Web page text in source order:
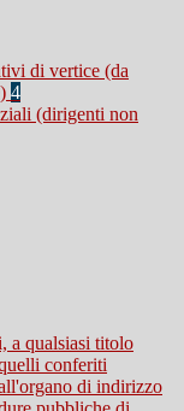
di vertice (da
4
(dirigenti non
a qualsiasi titolo
conferiti
di indirizzo